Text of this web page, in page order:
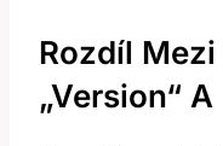
Rozdíl
„version“